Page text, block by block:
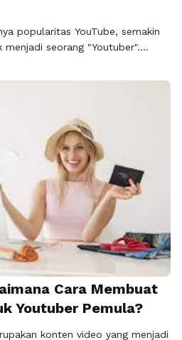
popularitas YouTube, semakin
seorang "Youtuber".
strategi dan kerja keras
banyak viewer dan subscriber di
Cara Membuat
Youtuber Pemula?
konten video yang menjadi